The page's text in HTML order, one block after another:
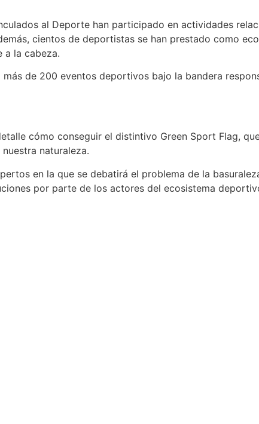
al Deporte han participado en actividades
cientos de deportistas se han prestado como
a la cabeza.
de 200 eventos deportivos bajo la bandera
cómo conseguir el distintivo Green Sport Flag,
naturaleza.
en la que se debatirá el problema de la
por parte de los actores del ecosistema